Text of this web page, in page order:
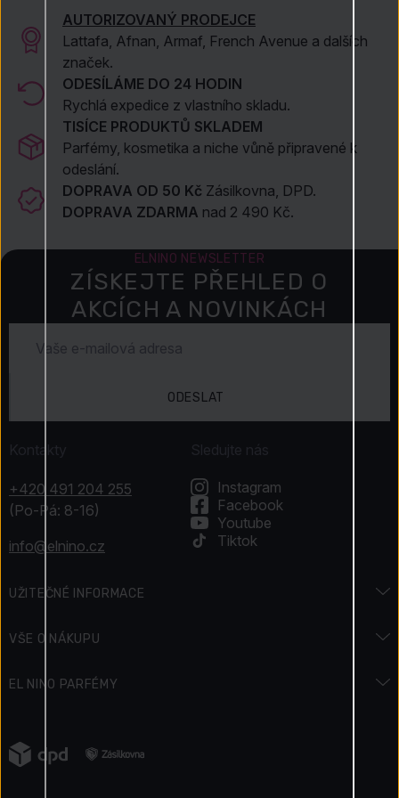
AUTORIZOVANÝ PRODEJCE
Lattafa, Afnan, Armaf, French Avenue a dalších
značek.
ODESÍLÁME DO 24 HODIN
Rychlá expedice z vlastního skladu.
TISÍCE PRODUKTŮ SKLADEM
Parfémy, kosmetika a niche vůně připravené k
odeslání.
DOPRAVA OD 50 Kč Zásilkovna, DPD.
DOPRAVA ZDARMA nad 2 490 Kč.
ELNINO NEWSLETTER
ZÍSKEJTE PŘEHLED O
AKCÍCH A NOVINKÁCH
ODESLAT
Kontakty
+420 491 204 255
(Po-Pá: 8-16)
info@elnino.cz
UŽITEČNÉ INFORMACE
Svátky & Akce
Jak získáváme recenze
VŠE O NÁKUPU
Vrácení zboží
Reklamace zboží
EL NINO PARFÉMY
Napsali o nás
Sledujte nás
Instagram
Facebook
Youtube
Tiktok